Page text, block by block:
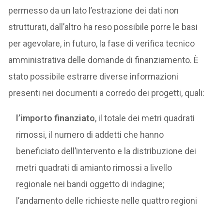
permesso da un lato l’estrazione dei dati non
strutturati, dall’altro ha reso possibile porre le basi
per agevolare, in futuro, la fase di verifica tecnico
amministrativa delle domande di finanziamento. È
stato possibile estrarre diverse informazioni
presenti nei documenti a corredo dei progetti, quali:
l’importo finanziato, il totale dei metri quadrati
rimossi, il numero di addetti che hanno
beneficiato dell’intervento e la distribuzione dei
metri quadrati di amianto rimossi a livello
regionale nei bandi oggetto di indagine;
l’andamento delle richieste nelle quattro regioni